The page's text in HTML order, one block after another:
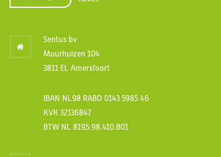
Sentus bv
Muurhuizen 104
3811 EL Amersfoort
IBAN NL98 RABO 0143 5985 46
KVK 32136847
BTW NL 8195.98.410.B01